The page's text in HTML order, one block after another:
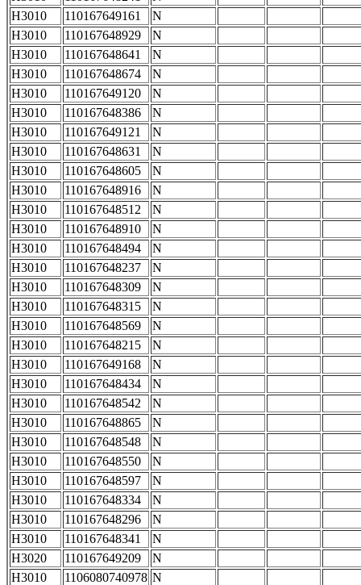
H3010
110167649161
N
H3010
110167648929
N
H3010
110167648641
N
H3010
110167648674
N
H3010
110167649120
N
H3010
110167648386
N
H3010
110167649121
N
H3010
110167648631
N
H3010
110167648605
N
H3010
110167648916
N
H3010
110167648512
N
H3010
110167648910
N
H3010
110167648494
N
H3010
110167648237
N
H3010
110167648309
N
H3010
110167648315
N
H3010
110167648569
N
H3010
110167648215
N
H3010
110167649168
N
H3010
110167648434
N
H3010
110167648542
N
H3010
110167648865
N
H3010
110167648548
N
H3010
110167648550
N
H3010
110167648597
N
H3010
110167648334
N
H3010
110167648296
N
H3010
110167648341
N
H3020
110167649209
N
H3010
1106080740978 N